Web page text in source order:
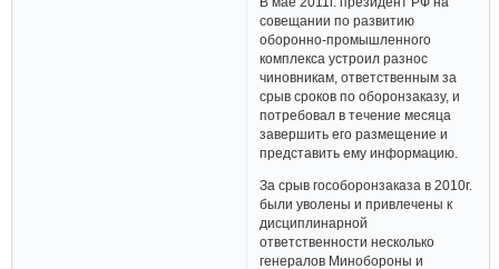
совещании по развитию
оборонно-промышленного
комплекса устроил разнос
чиновникам, ответственным за
срыв сроков по оборонзаказу, и
потребовал в течение месяца
завершить его размещение и
представить ему информацию.
За срыв гособоронзаказа в 2010г.
были уволены и привлечены к
дисциплинарной
ответственности несколько
генералов Минобороны и